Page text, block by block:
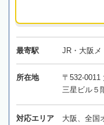
最寄駅 JR・大阪メ
所在地
〒532-
三星ビル５
対応エリア 大阪、全国